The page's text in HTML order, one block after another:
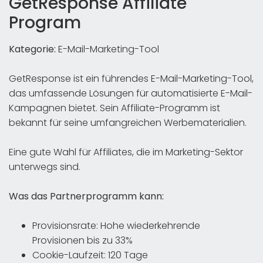
Program
Kategorie: E-Mail-Marketing-Tool
GetResponse ist ein führendes E-Mail-Marketing-Tool,
das umfassende Lösungen für automatisierte E-Mail-
Kampagnen bietet. Sein Affiliate-Programm ist
bekannt für seine umfangreichen Werbematerialien.
Eine gute Wahl für Affiliates, die im Marketing-Sektor
unterwegs sind.
Was das Partnerprogramm kann:
Provisionsrate: Hohe wiederkehrende
Provisionen bis zu 33%
Cookie-Laufzeit: 120 Tage